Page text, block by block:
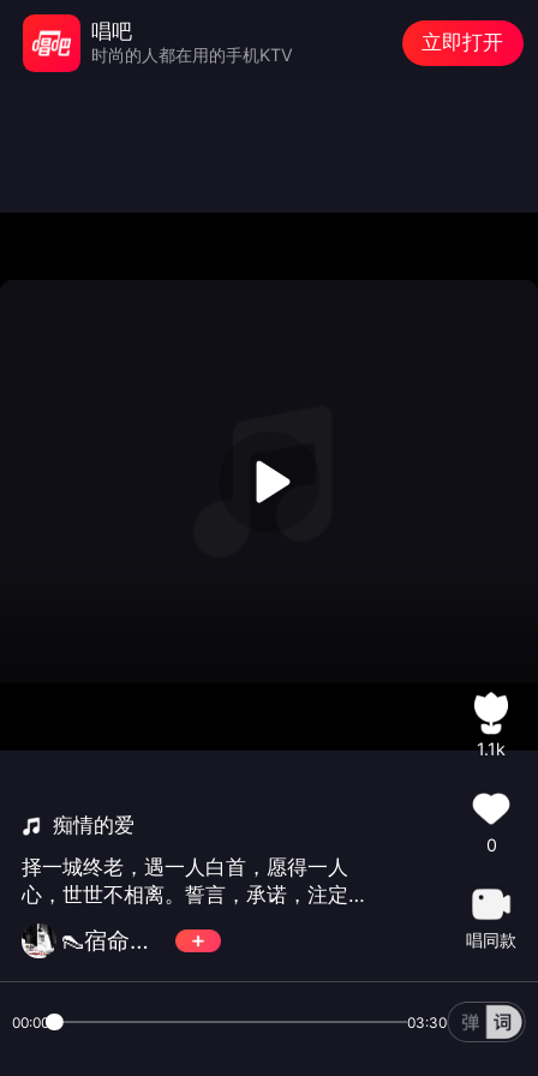
痴情的爱
择一城终老，遇一人白首，愿得一人
心，世世不相离。誓言，承诺，注定是
三生石上不老的传奇，这一生，挽个相
思结，结结不愿解，结结为君系，系上
我的夙愿，系上我的灵魂，海角天涯不
👠宿命🎀菲菲👠
1.1k
0
唱同款
00:00 03:30
唱吧
时尚的人都在用的手机KTV
立即打开